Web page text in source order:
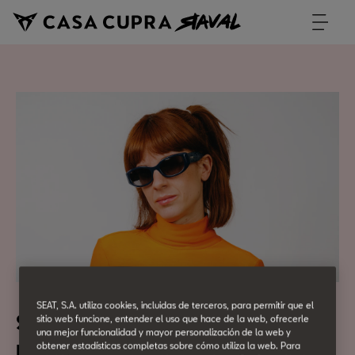
Stand-up Comedy by Charlie
SEAT, S.A. utiliza cookies, incluidas de terceros, para permitir que el
sitio web funcione, entender el uso que hace de la web, ofrecerle
una mejor funcionalidad y mayor personalización de la web y
obtener estadísticas completas sobre cómo utiliza la web. Para